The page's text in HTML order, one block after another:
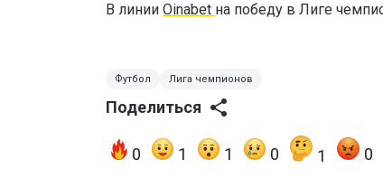
В линии Oinabet на победу в Лиге
Футбол Лига чемпионов
Поделиться
0 1 1 0 1 0